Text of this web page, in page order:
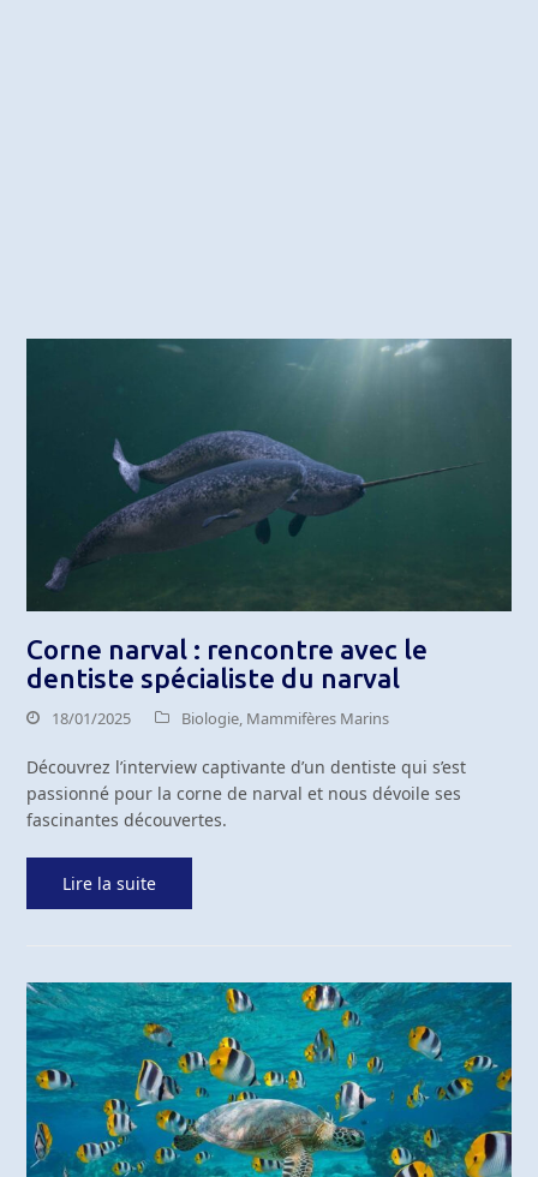
Corne narval : rencontre avec le
dentiste spécialiste du narval
18/01/2025 Biologie, Mammifères Marins
Découvrez l’interview captivante d’un dentiste qui s’est
passionné pour la corne de narval et nous dévoile ses
fascinantes découvertes.
Lire la suite